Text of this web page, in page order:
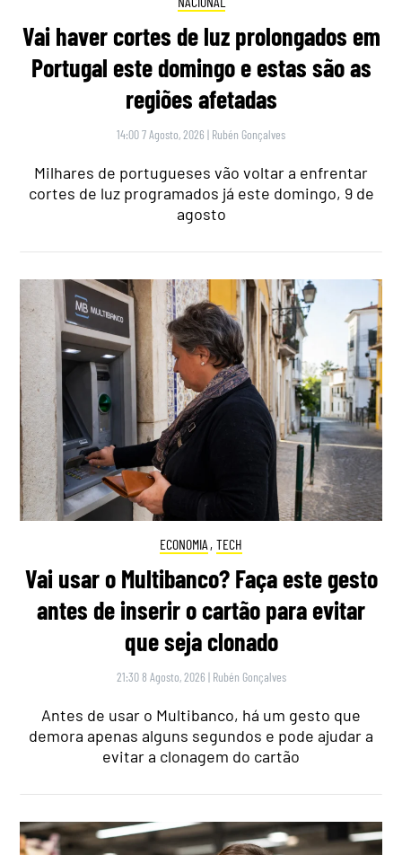
Vai haver cortes de luz prolongados em
Portugal este domingo e estas são as
regiões afetadas
14:00 7 Agosto, 2026 | Rubén Gonçalves
Milhares de portugueses vão voltar a enfrentar
cortes de luz programados já este domingo, 9 de
agosto
ECONOMIA , TECH
Vai usar o Multibanco? Faça este gesto
antes de inserir o cartão para evitar
que seja clonado
21:30 8 Agosto, 2026 | Rubén Gonçalves
Antes de usar o Multibanco, há um gesto que
demora apenas alguns segundos e pode ajudar a
evitar a clonagem do cartão